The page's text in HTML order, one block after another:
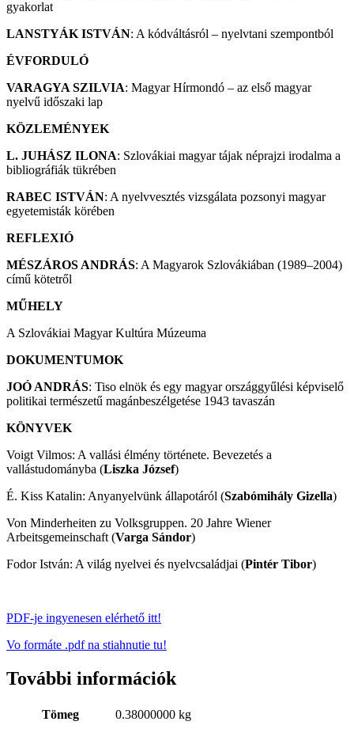
gyakorlat
LANSTYÁK ISTVÁN: A kódváltásról – nyelvtani szempontból
ÉVFORDULÓ
VARAGYA SZILVIA: Magyar Hírmondó – az első magyar
nyelvű időszaki lap
KÖZLEMÉNYEK
L. JUHÁSZ ILONA: Szlovákiai magyar tájak néprajzi irodalma a
bibliográfiák tükrében
RABEC ISTVÁN: A nyelvvesztés vizsgálata pozsonyi magyar
egyetemisták körében
REFLEXIÓ
MÉSZÁROS ANDRÁS: A Magyarok Szlovákiában (1989–2004)
című kötetről
MŰHELY
A Szlovákiai Magyar Kultúra Múzeuma
DOKUMENTUMOK
JOÓ ANDRÁS: Tiso elnök és egy magyar országgyűlési képviselő
politikai természetű magánbeszélgetése 1943 tavaszán
KÖNYVEK
Voigt Vilmos: A vallási élmény története. Bevezetés a
vallástudományba (Liszka József)
É. Kiss Katalin: Anyanyelvünk állapotáról (Szabómihály Gizella)
Von Minderheiten zu Volksgruppen. 20 Jahre Wiener
Arbeitsgemeinschaft (Varga Sándor)
Fodor István: A világ nyelvei és nyelvcsaládjai (Pintér Tibor)
PDF-je ingyenesen elérhető itt!
Vo formáte .pdf na stiahnutie tu!
További információk
Tömeg 0.38000000 kg